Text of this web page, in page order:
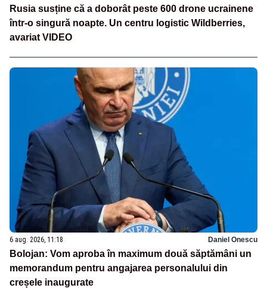
Rusia susține că a doborât peste 600 drone ucrainene
într-o singură noapte. Un centru logistic Wildberries,
avariat VIDEO
6 aug. 2026, 11:18 Daniel Onescu
Bolojan: Vom aproba în maximum două săptămâni un
memorandum pentru angajarea personalului din
creșele inaugurate